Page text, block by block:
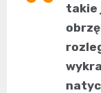
takie